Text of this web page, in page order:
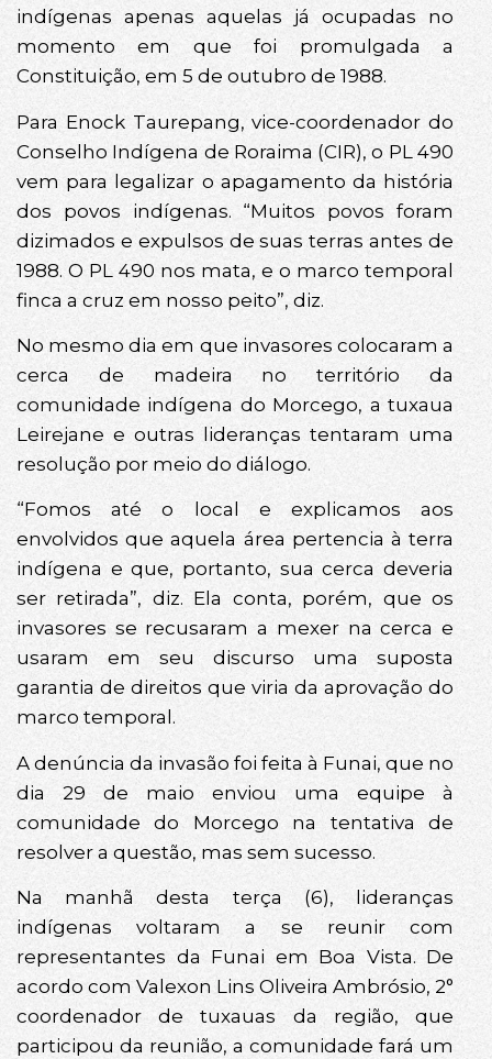
indígenas apenas aquelas já ocupadas no
momento em que foi promulgada a
Constituição, em 5 de outubro de 1988.
Para Enock Taurepang, vice-coordenador do
Conselho Indígena de Roraima (CIR), o PL 490
vem para legalizar o apagamento da história
dos povos indígenas. “Muitos povos foram
dizimados e expulsos de suas terras antes de
1988. O PL 490 nos mata, e o marco temporal
finca a cruz em nosso peito”, diz.
No mesmo dia em que invasores colocaram a
cerca de madeira no território da
comunidade indígena do Morcego, a tuxaua
Leirejane e outras lideranças tentaram uma
resolução por meio do diálogo.
“Fomos até o local e explicamos aos
envolvidos que aquela área pertencia à terra
indígena e que, portanto, sua cerca deveria
ser retirada”, diz. Ela conta, porém, que os
invasores se recusaram a mexer na cerca e
usaram em seu discurso uma suposta
garantia de direitos que viria da aprovação do
marco temporal.
A denúncia da invasão foi feita à Funai, que no
dia 29 de maio enviou uma equipe à
comunidade do Morcego na tentativa de
resolver a questão, mas sem sucesso.
Na manhã desta terça (6), lideranças
indígenas voltaram a se reunir com
representantes da Funai em Boa Vista. De
acordo com Valexon Lins Oliveira Ambrósio, 2°
coordenador de tuxauas da região, que
participou da reunião, a comunidade fará um